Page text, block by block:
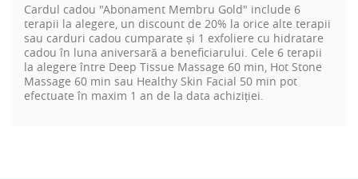
Cardul cadou "Abonament Membru Gold" include 6
terapii la alegere, un discount de 20% la orice alte terapii
sau carduri cadou cumparate și 1 exfoliere cu hidratare
cadou în luna aniversară a beneficiarului. Cele 6 terapii
la alegere între Deep Tissue Massage 60 min, Hot Stone
Massage 60 min sau Healthy Skin Facial 50 min pot
efectuate în maxim 1 an de la data achiziției.